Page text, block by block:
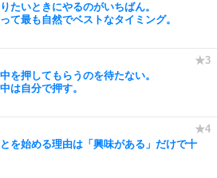
たいときにやるのがいちばん。
て最も自然でベストなタイミング。
を押してもらうのを待たない。
は自分で押す。
を始める理由は「興味がある」だけで十